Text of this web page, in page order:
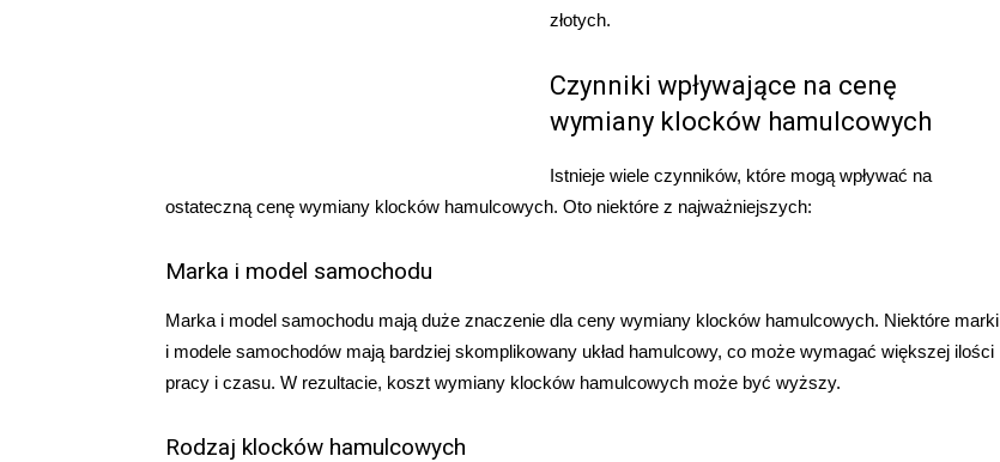
złotych.
Czynniki wpływające na cenę
wymiany klocków hamulcowych
Istnieje wiele czynników, które mogą wpływać na
ostateczną cenę wymiany klocków hamulcowych. Oto niektóre z najważniejszych:
Marka i model samochodu
Marka i model samochodu mają duże znaczenie dla ceny wymiany klocków hamulcowych. Niektóre marki
i modele samochodów mają bardziej skomplikowany układ hamulcowy, co może wymagać większej ilości
pracy i czasu. W rezultacie, koszt wymiany klocków hamulcowych może być wyższy.
Rodzaj klocków hamulcowych